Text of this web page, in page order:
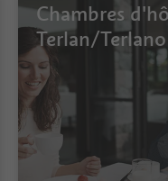
Chambres
Terlan/Terlano